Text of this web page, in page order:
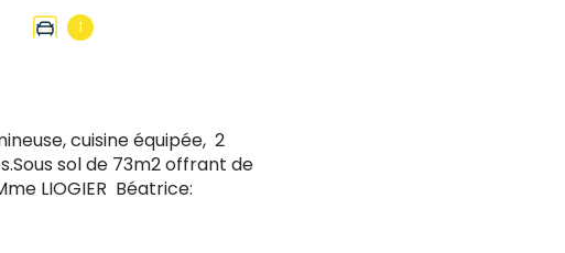
1
cuisine équipée, 2
sol de 73m2 offrant de
LIOGIER Béatrice: